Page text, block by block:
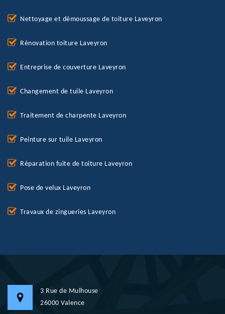
Nettoyage et démoussage de toiture Laveyron
Rénovation toiture Laveyron
Entreprise de couverture Laveyron
Changement de tuile Laveyron
Traitement de charpente Laveyron
Peinture sur tuile Laveyron
Réparation fuite de toiture Laveyron
Pose de velux Laveyron
Travaux de zingueries Laveyron
3 Rue de Mulhouse
26000 Valence